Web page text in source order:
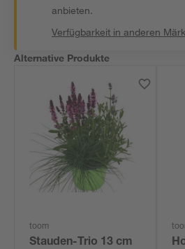
anbieten.
Verfügbarkeit in anderen
Alternative Produkte
toom
Stauden-Trio 13 cm